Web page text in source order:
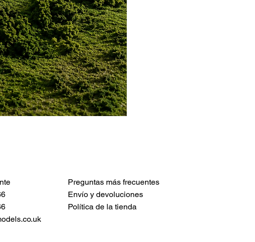
Preguntas más frecuentes
Envío y devoluciones
Política de la tienda